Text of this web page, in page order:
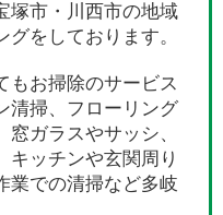
塚市・川西市の地域
をしております。
もお掃除のサービス
清掃、フローリング
ガラスやサッシ、
キッチンや玄関周り
業での清掃など多岐